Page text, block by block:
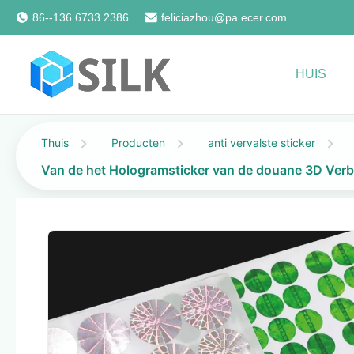
86--136 6733 2386 feliciazhou@pa.ecer.com
HUIS
Thuis Producten anti vervalste sticker
Van de het Hologramsticker van de douane 3D